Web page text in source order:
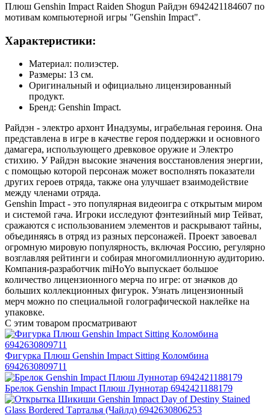
Плюш Genshin Impact Raiden Shogun Райдэн 6942421184607 по
мотивам компьютерной игры "Genshin Impact".
Характеристики:
Материал: полиэстер.
Размеры: 13 см.
Оригинальный и официально лицензированный
продукт.
Бренд: Genshin Impact.
Райдэн - электро архонт Инадзумы, играбельная героиня. Она
представлена в игре в качестве героя поддержки и основного
дамагера, использующего древковое оружие и Электро
стихию. У Райдэн высокие значения восстановления энергии,
с помощью которой персонаж может восполнять показатели
других героев отряда, также она улучшает взаимодействие
между членами отряда.
Genshin Impact - это популярная видеоигра с открытым миром
и системой гача. Игроки исследуют фэнтезийный мир Тейват,
сражаются с использованием элементов и раскрывают тайны,
объединяясь в отряд из разных персонажей. Проект завоевал
огромную мировую популярность, включая Россию, регулярно
возглавляя рейтинги и собирая многомиллионную аудиторию.
Компания-разработчик miHoYo выпускает большое
количество лицензионного мерча по игре: от значков до
больших коллекционных фигурок. Узнать лицензионный
мерч можно по специальной голографической наклейке на
упаковке.
С этим товаром просматривают
Фигурка Плюш Genshin Impact Sitting Коломбина
6942630809711
Брелок Genshin Impact Плюш Луннотар 6942421188179